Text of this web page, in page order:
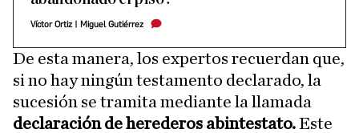
Víctor Ortiz | Miguel Gutiérrez
De esta manera, los expertos recuerdan que,
si no hay ningún testamento declarado, la
sucesión se tramita mediante la llamada
declaración de herederos abintestato.Este